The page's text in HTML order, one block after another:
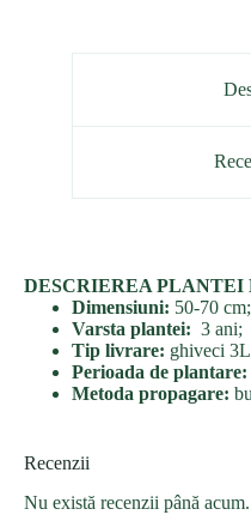
DESCRIEREA
Dimensiuni: 50-70 cm;
Varsta plantei: 3 ani;
Tip livrare: ghiveci
Perioada de plantare:
Metoda propagare:
Recenzii
Nu există recenzii până acum.